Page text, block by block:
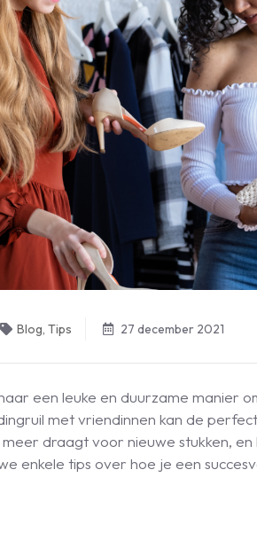
Blog, Tips 27 december 2021
een leuke en duurzame manier
met vriendinnen kan de
draagt voor nieuwe stukken,
enkele tips over hoe je een